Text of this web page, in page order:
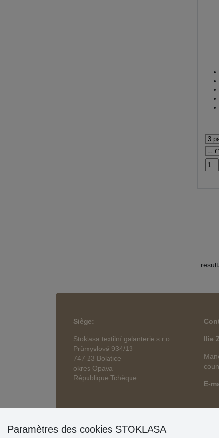
Siège:
Stoklasa textilní galanterie s.r.o.
Průmyslová 934/13
747 23 Bolatice
okres Opava
République Tchèque
Ilie
E-
Paramètres des cookies STOKLASA